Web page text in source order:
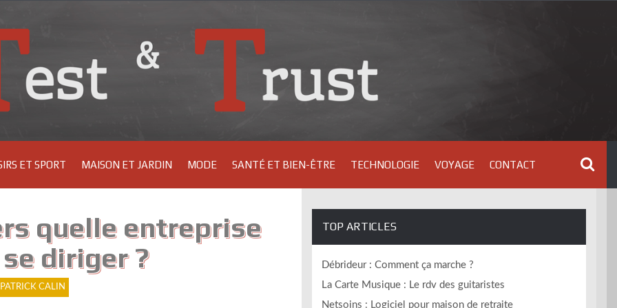
ET SPORT MAISON ET JARDIN MODE SANTÉ ET BIEN-ÊTRE TECHNOLOGIE VOYAGE CONTACT
quelle entreprise
diriger ?
PATRICK CALIN
TOP ARTICLES
Débrideur : Comment ça marche ?
La Carte Musique : Le rdv des guitaristes
Netsoins : Logiciel pour maison de retraite